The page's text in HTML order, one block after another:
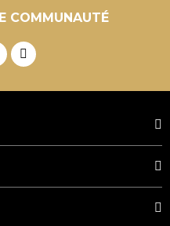
COMMUNAUTÉ